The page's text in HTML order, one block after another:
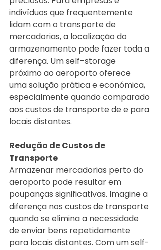
indivíduos que frequentemente
lidam com o transporte de
mercadorias, a localização do
armazenamento pode fazer toda a
diferença. Um self-storage
próximo ao aeroporto oferece
uma solução prática e económica,
especialmente quando comparado
aos custos de transporte de e para
locais distantes.
Redução de Custos de
Transporte
Armazenar mercadorias perto do
aeroporto pode resultar em
poupanças significativas. Imagine a
diferença nos custos de transporte
quando se elimina a necessidade
de enviar bens repetidamente
para locais distantes. Com um self-